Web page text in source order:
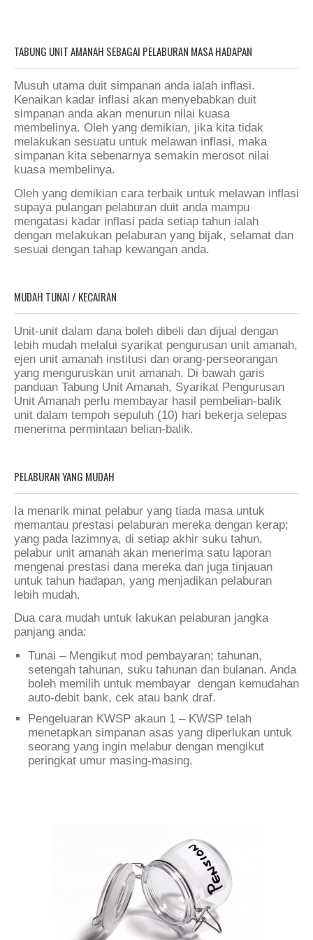
TABUNG UNIT AMANAH SEBAGAI PELABURAN MASA HADAPAN
Musuh utama duit simpanan anda ialah inflasi.
Kenaikan kadar inflasi akan menyebabkan duit
simpanan anda akan menurun nilai kuasa
membelinya. Oleh yang demikian, jika kita tidak
melakukan sesuatu untuk melawan inflasi, maka
simpanan kita sebenarnya semakin merosot nilai
kuasa membelinya.
Oleh yang demikian cara terbaik untuk melawan inflasi
supaya pulangan pelaburan duit anda mampu
mengatasi kadar inflasi pada setiap tahun ialah
dengan melakukan pelaburan yang bijak, selamat dan
sesuai dengan tahap kewangan anda.
MUDAH TUNAI / KECAIRAN
Unit-unit dalam dana boleh dibeli dan dijual dengan
lebih mudah melalui syarikat pengurusan unit amanah,
ejen unit amanah institusi dan orang-perseorangan
yang menguruskan unit amanah. Di bawah garis
panduan Tabung Unit Amanah, Syarikat Pengurusan
Unit Amanah perlu membayar hasil pembelian-balik
unit dalam tempoh sepuluh (10) hari bekerja selepas
menerima permintaan belian-balik.
PELABURAN YANG MUDAH
Ia menarik minat pelabur yang tiada masa untuk
memantau prestasi pelaburan mereka dengan kerap;
yang pada lazimnya, di setiap akhir suku tahun,
pelabur unit amanah akan menerima satu laporan
mengenai prestasi dana mereka dan juga tinjauan
untuk tahun hadapan, yang menjadikan pelaburan
lebih mudah.
Dua cara mudah untuk lakukan pelaburan jangka
panjang anda:
Tunai – Mengikut mod pembayaran; tahunan,
setengah tahunan, suku tahunan dan bulanan. Anda
boleh memilih untuk membayar dengan kemudahan
auto-debit bank, cek atau bank draf.
Pengeluaran KWSP akaun 1 – KWSP telah
menetapkan simpanan asas yang diperlukan untuk
seorang yang ingin melabur dengan mengikut
peringkat umur masing-masing.